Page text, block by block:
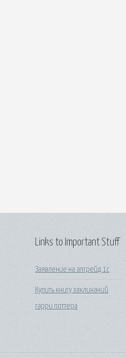
Links to Important Stuff
Заявление на апгрейд 1с
Купить книгу заклинаний
гарри поттера